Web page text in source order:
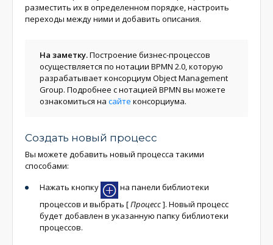
разместить их в определенном порядке, настроить
переходы между ними и добавить описания.
На заметку.Построение бизнес-процессов
осуществляется по нотации BPMN 2.0, которую
разрабатывает консорциум Object Management
Group. Подробнее с нотацией BPMN вы можете
ознакомиться на сайте консорциума.
Создать новый процесс
Вы можете добавить новый процесса такими
способами:
Нажать кнопку
на панели библиотеки
процессов и выбрать [Процесс]. Новый процесс
будет добавлен в указанную папку библиотеки
процессов.